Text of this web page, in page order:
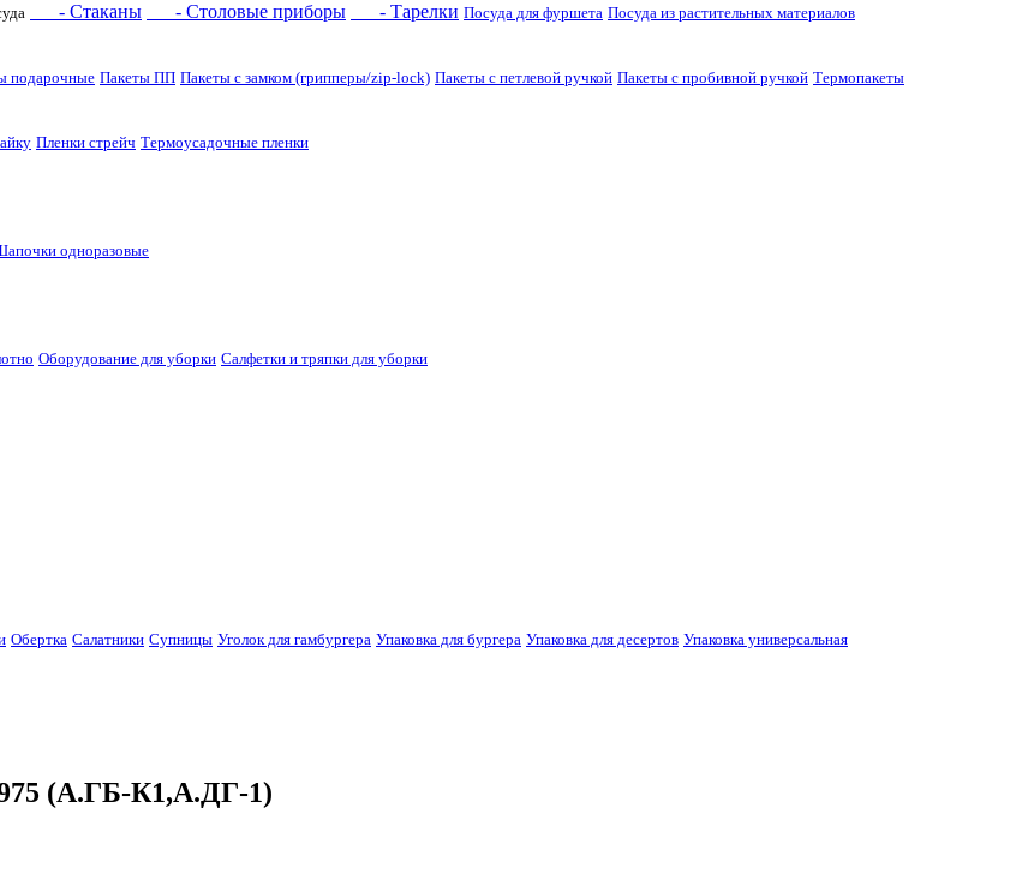
- Стаканы - Столовые приборы - Тарелки Посуда для фуршета Посуда из растительных материалов
подарочные Пакеты ПП Пакеты с замком (грипперы/zip-lock) Пакеты с петлевой ручкой Пакеты с пробивной ручкой Термопакеты
Пленки стрейч Термоусадочные пленки
одноразовые
Оборудование для уборки Салфетки и тряпки для уборки
Обертка Салатники Супницы Уголок для гамбургера Упаковка для бургера Упаковка для десертов Упаковка универсальная
(А.ГБ-К1,А.ДГ-1)